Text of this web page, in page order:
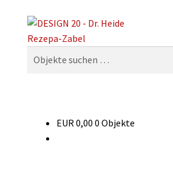
Zur
Navigation
Zum
Inhalt
nach:
Suchen
EUR 0,00 0 Objekte